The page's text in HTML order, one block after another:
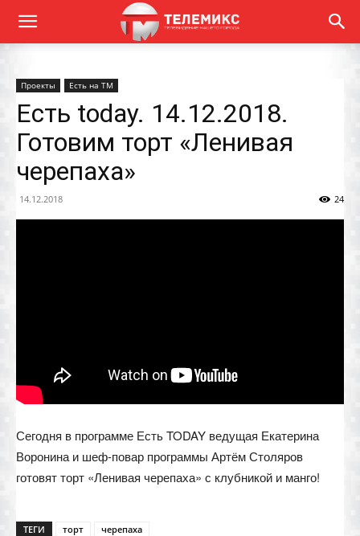
Проекты Есть на ТМ
Есть today. 14.12.2018.
Готовим торт «Ленивая
черепаха»
14.12.2018 24
Сегодня в программе Есть TODAY ведущая Екатерина
Воронина и шеф-повар программы Артём Столяров
готовят торт «Ленивая черепаха» с клубникой и манго!
ТЕГИ торт черепаха